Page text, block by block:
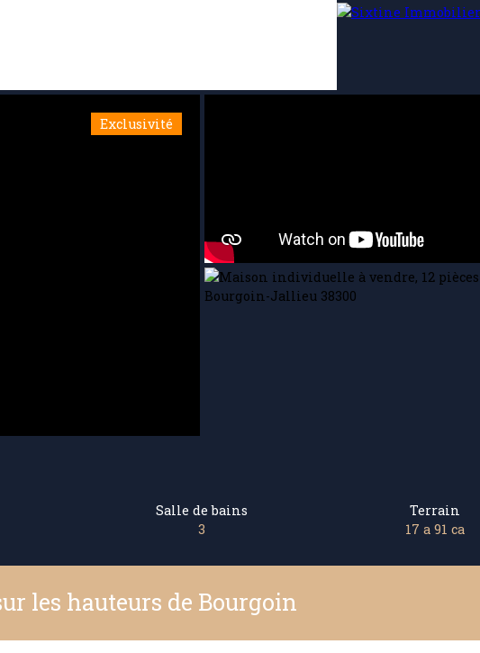
Exclusivité
Salle de bains
3
Terrain
17 a 91 ca
les hauteurs de Bourgoin